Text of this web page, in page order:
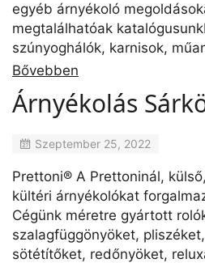
egyéb árnyékoló
megtalálhatóak
szúnyoghálók, karnisok,
Bővebben
Árnyékolás
Szeptember 25, 2022
Prettoni® A Prettoninál,
kültéri árnyékolókat
Cégünk méretre gyártott
szalagfüggönyöket,
sötétítőket, redőnyöket,